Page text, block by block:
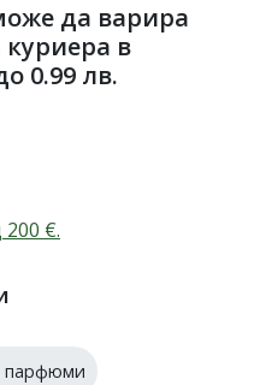
да варира
в
0.99 лв.
200 €.
парфюми